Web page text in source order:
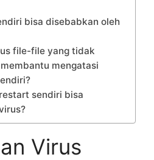
bisa disebabkan oleh
file-file yang tidak
mengatasi
sendiri bisa
Virus